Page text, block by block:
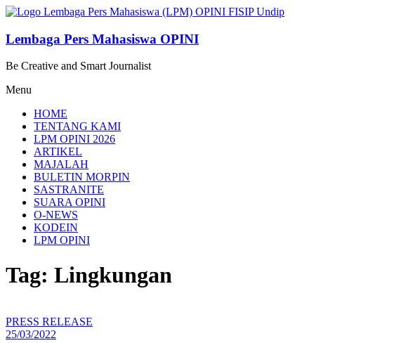
Lompat
konten
Lembaga Pers Mahasiswa OPINI
Be Creative and Smart Journalist
Menu
HOME
TENTANG KAMI
LPM OPINI 2026
ARTIKEL
MAJALAH
BULETIN MORPIN
SASTRANITE
SUARA OPINI
O-NEWS
KODEIN
LPM OPINI
Tag: Lingkungan
PRESS RELEASE
25/03/2022